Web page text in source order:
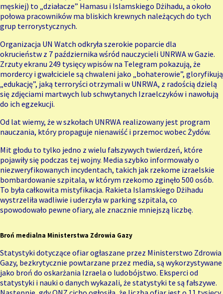
męskiej) to „działacze” Hamasu i Islamskiego Dżihadu, a około
połowa pracowników ma bliskich krewnych należących do tych
grup terrorystycznych.
Organizacja UN Watch odkryła szerokie poparcie dla
okrucieństw z 7 października wśród nauczycieli UNRWA w Gazie.
Zrzuty ekranu 249 tysięcy wpisów na Telegram pokazują, że
mordercy i gwałciciele są chwaleni jako „bohaterowie”, gloryfikują
„edukację”, jaką terroryści otrzymali w UNRWA, z radością dzielą
się zdjęciami martwych lub schwytanych Izraelczyków i nawołują
do ich egzekucji.
Od lat wiemy, że w szkołach UNRWA realizowany jest program
nauczania, który propaguje nienawiść i przemoc wobec Żydów.
Mit głodu to tylko jedno z wielu fałszywych twierdzeń, które
pojawiły się podczas tej wojny. Media szybko informowały o
niezweryfikowanych incydentach, takich jak rzekome izraelskie
bombardowanie szpitala, w którym rzekomo zginęło 500 osób.
To była całkowita mistyfikacja. Rakieta Islamskiego Dżihadu
wystrzeliła wadliwie i uderzyła w parking szpitala, co
spowodowało pewne ofiary, ale znacznie mniejszą liczbę.
Broń medialna Ministerstwa Zdrowia Gazy
Statystyki dotyczące ofiar ogłaszane przez Ministerstwo Zdrowia
Gazy, bezkrytycznie powtarzane przez media, są wykorzystywane
jako broń do oskarżania Izraela o ludobójstwo. Eksperci od
statystyki i nauki o danych wykazali, że statystyki te są fałszywe.